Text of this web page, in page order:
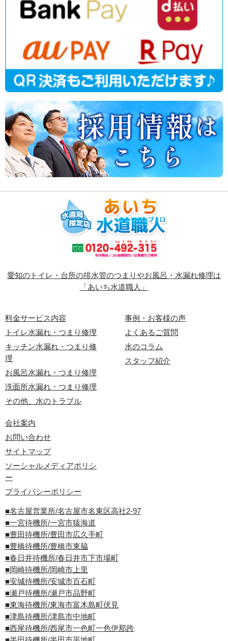
愛知のトイレ・台所の排水管のつまりやお風呂・水漏れ修理は
「あいち水道職人」
料金サービス内容
トイレ水漏れ・つまり修理
キッチン水漏れ・つまり修
理
お風呂水漏れ・つまり修理
洗面所水漏れ・つまり修理
その他、水のトラブル
事例・お客様の声
よくあるご質問
水のコラム
スタッフ紹介
会社案内
お問い合わせ
サイトマップ
ソーシャルメディアポリシ
ー
プライバシーポリシー
■名古屋営業所/名古屋市名東区高社2-97
■一宮待機所/一宮市猿海道
■豊田待機所/豊田市広久手町
■豊橋待機所/豊橋市東脇
■春日井待機所/春日井市下市場町
■岡崎待機所/岡崎市上里
■安城待機所/安城市百石町
■瀬戸待機所/瀬戸市品野町
■東海待機所/東海市富木島町伏見
■津島待機所/津島市中地町
■西尾待機所/西尾市一色町一色伊那跨